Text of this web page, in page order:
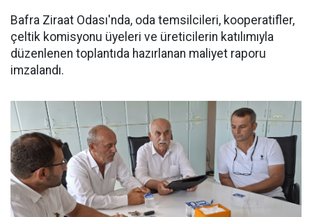
Bafra Ziraat Odası'nda, oda temsilcileri, kooperatifler,
çeltik komisyonu üyeleri ve üreticilerin katılımıyla
düzenlenen toplantıda hazırlanan maliyet raporu
imzalandı.